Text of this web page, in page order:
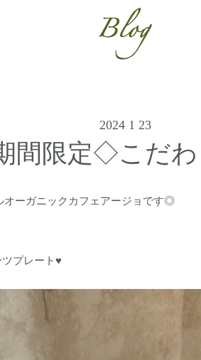
2024 1 23
間限定◇こだ
オーガニックカフェアージョです◎
プレート♥